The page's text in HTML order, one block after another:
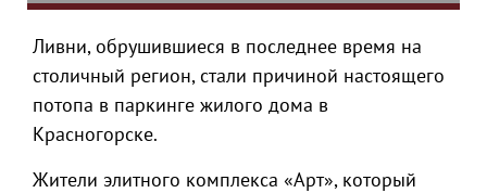
Ливни, обрушившиеся в последнее время на
столичный регион, стали причиной настоящего
потопа в паркинге жилого дома в
Красногорске.
Жители элитного комплекса «Арт», который